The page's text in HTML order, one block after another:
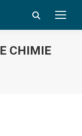
Search:
CHIMIE